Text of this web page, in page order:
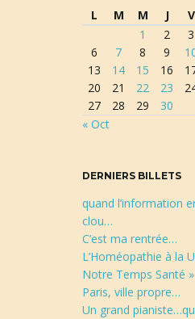
r
e
L
M M J V
« Oct
1 2 3
6
7 8 9
13
14 15 16
20
21 22 23
27
28 29 30
DERNIERS BILLETS
quand l’information
clou…
C’est ma rentrée…
L’Homéopathie à la
Notre Temps Santé »
Paris, ville propre…
Un grand